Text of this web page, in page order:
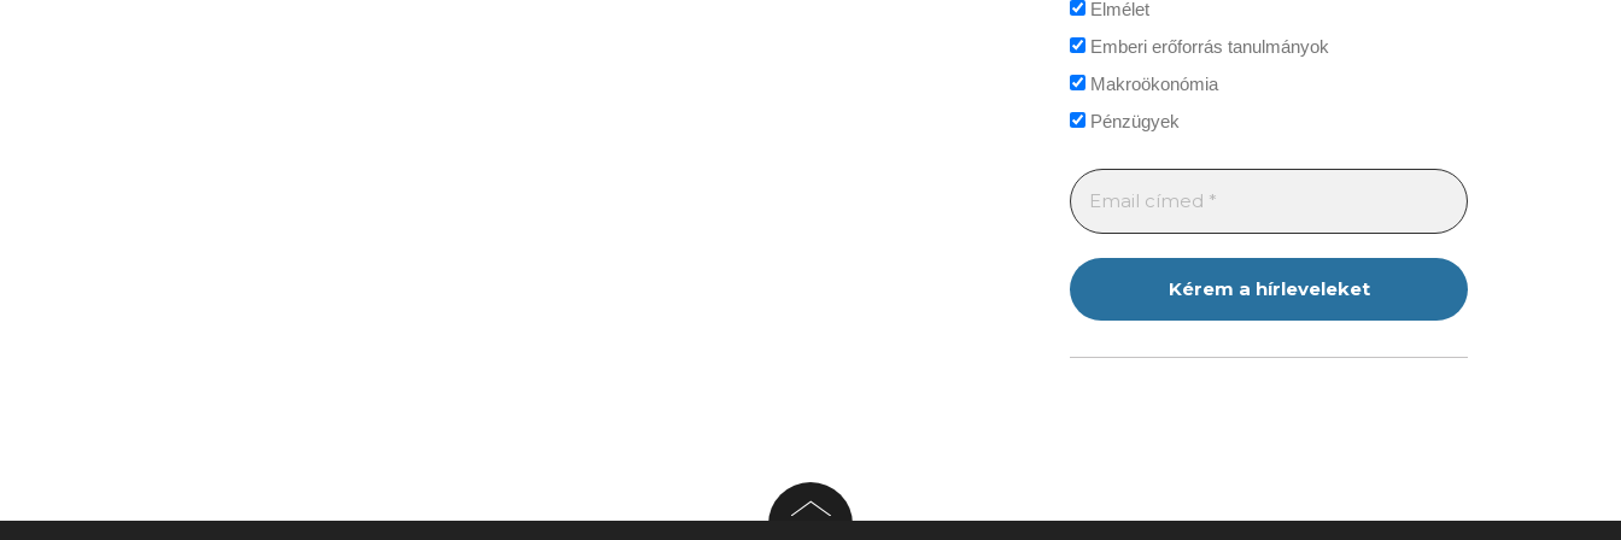
Elmélet
Emberi erőforrás tanulmányok
Makroökonómia
Pénzügyek